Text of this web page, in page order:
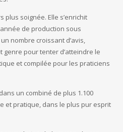
plus soignée. Elle s’enrichit
de production sous
nombre croissant d’avis,
pour tenter d’atteindre le
et compilée pour les praticiens
un combiné de plus 1.100
et pratique, dans le plus pur esprit